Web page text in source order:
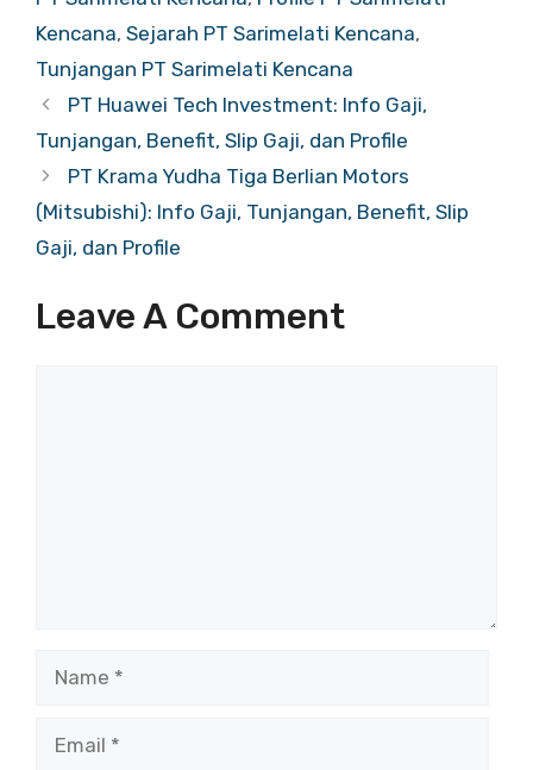
Kencana, Sejarah PT Sarimelati Kencana,
Tunjangan PT Sarimelati Kencana
PT Huawei Tech Investment: Info Gaji,
Tunjangan, Benefit, Slip Gaji, dan Profile
PT Krama Yudha Tiga Berlian Motors
(Mitsubishi): Info Gaji, Tunjangan, Benefit, Slip
Gaji, dan Profile
Leave A Comment